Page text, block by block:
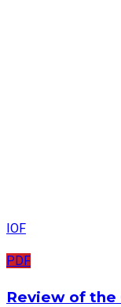
IOF
PDF
Review of the